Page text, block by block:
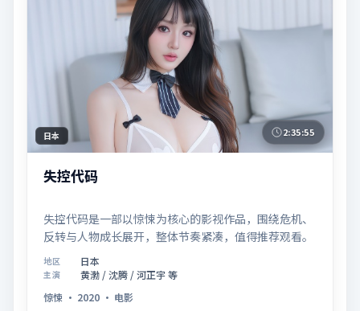
日本 2:35:55
失控代码
失控代码是一部以惊悚为核心的影视作品，围绕危机、
反转与人物成长展开，整体节奏紧凑，值得推荐观看。
地区 日本
主演
黄渤 / 沈腾 / 河正宇 等
惊悚 · 2020 · 电影